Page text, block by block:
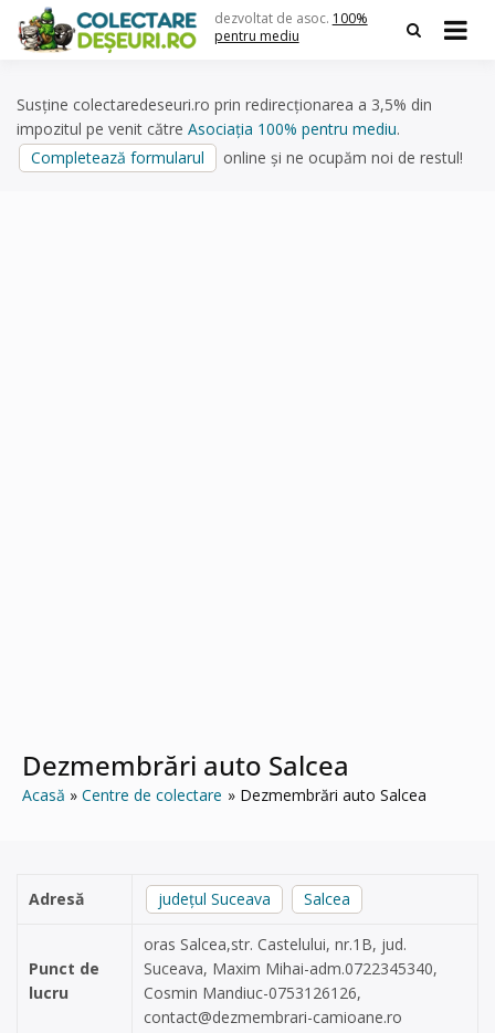
content
dezvoltat de asoc. 100%
pentru mediu
Susține colectaredeseuri.ro prin redirecționarea a 3,5% din
impozitul pe venit către Asociația 100% pentru mediu.
Completează formularul
online și ne ocupăm noi de restul!
Dezmembrări auto Salcea
Acasă Centre de colectare Dezmembrări auto Salcea
Adresă județul Suceava Salcea
Punct de
lucru
oras Salcea,str. Castelului, nr.1B, jud.
Suceava, Maxim Mihai-adm.0722345340,
Cosmin Mandiuc-0753126126,
contact@dezmembrari-camioane.ro